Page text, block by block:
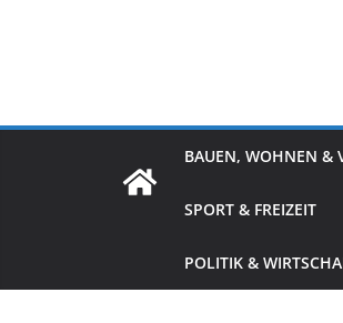
BAUEN, WOHNEN &
SPORT & FREIZEIT
POLITIK &